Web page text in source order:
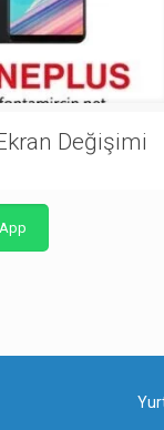
Değişimi